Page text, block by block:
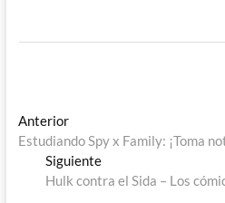
Navegación
de
entradas
AnteriorEntrada
anterior:
Estudiando Spy x Family: ¡Toma
SiguienteEntrada
siguiente:
Hulk contra el Sida – Los